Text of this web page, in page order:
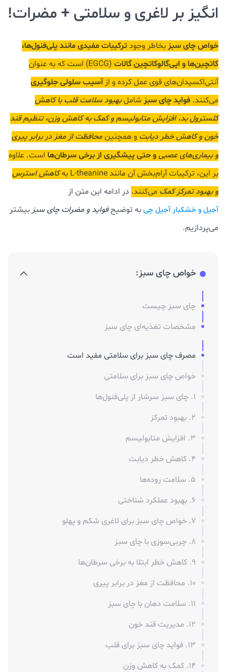
انگیز بر لاغری و سلامتی + مضرات!
خواص چای سبزبخاطر وجودترکیبات مفیدی مانند پلی‌فنول‌ها،
کاتچین‌ها و اپی‌گالوکاتچین گالات
(EGCG) است که به عنوان
آنتی‌اکسیدان‌های قوی عمل کرده و از آسیب سلولی جلوگیری
می‌کنند. فواید چای سبز شاملبهبود سلامت قلب با کاهش
کلسترول بد،افزایش متابولیسم و کمک به کاهش وزن، تنظیم قند
خون و کاهش خطر دیابت و همچنینمحافظت از مغز در برابر پیری
و بیماری‌های عصبیو حتی پیشگیری از برخی سرطان‌ها است. علاوه
بر این، ترکیبات آرام‌بخش آن مانند L-theanine به
کاهش استرس
و بهبود تمرکز کمک می‌کنند. در ادامه این متن از
آجیل و خشکبار آجیل چیبه توضیحفواید و مضرات چای سبز بیشتر
می‌پردازیم.
خواص چای سبز:
چای سبز چیست
مشخصات تغذیه‌ای چای سبز
مصرف چای سبز برای سلامتی مفید است
خواص چای سبز برای سلامتی
1. چای سبز سرشار از پلی‌فنول‌ها
2. بهبود تمرکز
3. افزایش متابولیسم
4. کاهش خطر دیابت
5. سلامت روده‌ها
6. بهبود عملکرد شناختی
7. خواص چای سبز برای لاغری شکم و پهلو
8. چربی‌سوزی با چای سبز
9. کاهش خطر ابتلا به برخی سرطان‌ها
10. محافظت از مغز در برابر پیری
11. سلامت دهان با چای سبز
12. مدیریت قند خون
13. فواید چای سبز برای قلب
14. کمک به کاهش وزن